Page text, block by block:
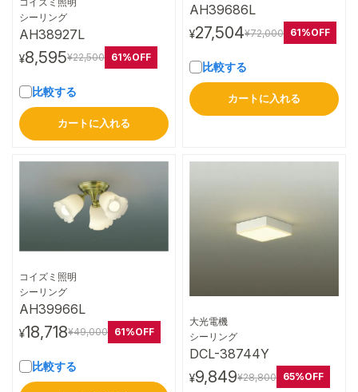
シーリング
AH38927L
¥8,595¥22,500 61%OFF
比較する
カートに入れる
AH39686L
¥27,504¥72,000 61%OFF
比較する
カートに入れる
コイズミ照明
シーリング
AH39966L
¥18,718¥49,000 61%OFF
比較する
大光電機
シーリング
DCL-38744Y
¥9,849¥28,800 65%OFF